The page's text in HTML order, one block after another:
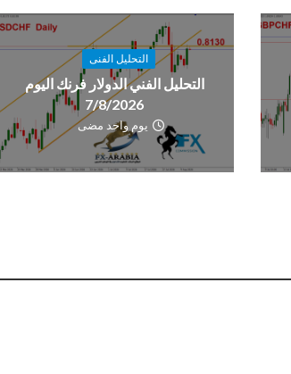
التحليل الفنى
التحليل الفني الدولار فرنك اليوم
7/8/2026
يوم واحد مضى